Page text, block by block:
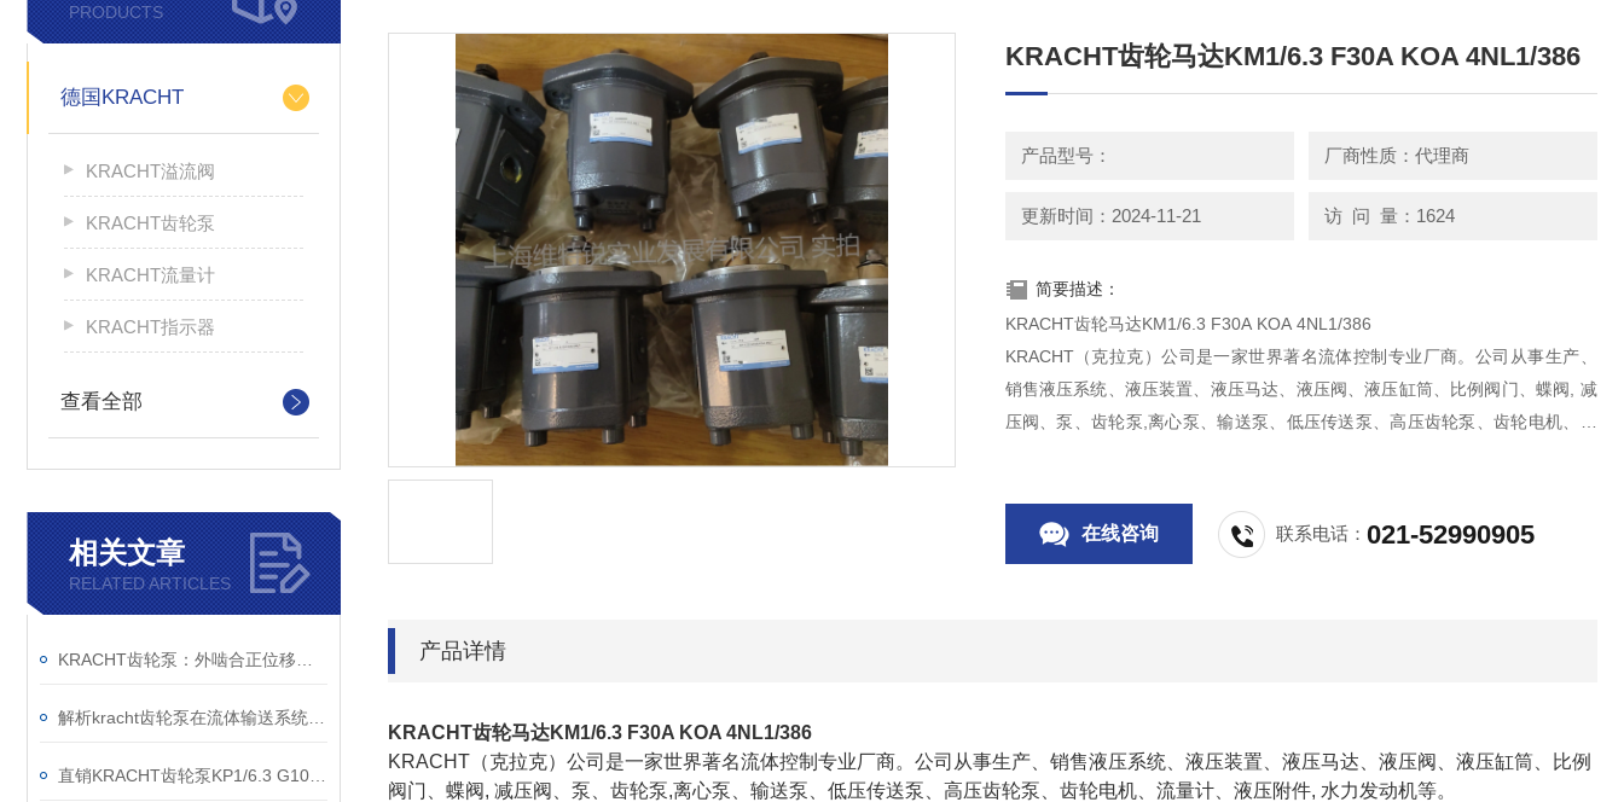
PRODUCTS
德国KRACHT
KRACHT溢流阀
KRACHT齿轮泵
KRACHT流量计
KRACHT指示器
查看全部
相关文章
RELATED ARTICLES
KRACHT齿轮马达KM1/6.3 F30A KOA 4NL1/386
产品型号： 厂商性质：代理商
更新时间：2024-11-21 访 问 量：1624
简要描述：
KRACHT齿轮马达KM1/6.3 F30A KOA 4NL1/386
KRACHT（克拉克）公司是一家世界著名流体控制专业厂商。公司从事生产、
销售液压系统、液压装置、液压马达、液压阀、液压缸筒、比例阀门、蝶阀, 减
压阀、泵、齿轮泵,离心泵、输送泵、低压传送泵、高压齿轮泵、齿轮电机、流
在线咨询 联系电话：021-52990905
产品详情
KRACHT齿轮马达KM1/6.3 F30A KOA 4NL1/386
KRACHT（克拉克）公司是一家世界著名流体控制专业厂商。公司从事生产、销售液压系统、液压装置、液压马达、液压阀、液压缸筒、比例
阀门、蝶阀, 减压阀、泵、齿轮泵,离心泵、输送泵、低压传送泵、高压齿轮泵、齿轮电机、流量计、液压附件, 水力发动机等。